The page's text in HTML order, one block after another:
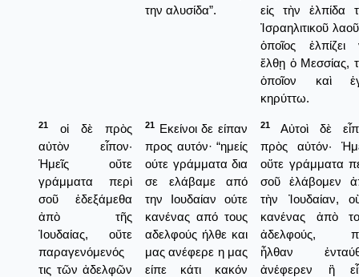
την αλυσίδα”.
εἰς τὴν ἐλπίδα
Ἰσραηλιτικοῦ
ὁποῖος ἐλπίζει
ἔλθῃ ὁ Μεσσίας,
ὁποῖον καὶ
κηρύττω.
21
οἱ δὲ πρὸς
αὐτὸν εἶπον·
Ἡμεῖς οὔτε
γράμματα περὶ
σοῦ ἐδεξάμεθα
ἀπὸ τῆς
Ἰουδαίας, οὔτε
παραγενόμενός
τις τῶν ἀδελφῶν
21 Εκείνοι δε είπαν
προς αυτόν· “ημείς
ούτε γράμματα δια
σε ελάβαμε από
την Ιουδαίαν ούτε
κανένας από τους
αδελφούς ήλθε και
μας ανέφερε η μας
είπε κάτι κακόν
21
Αὐτοὶ δὲ
πρὸς αὐτόν·
οὔτε γράμματα
σοῦ ἐλάβομεν
τὴν Ἰουδαίαν,
κανένας ἀπὸ
ἀδελφούς,
ἦλθαν
ἀνέφερεν ἢ